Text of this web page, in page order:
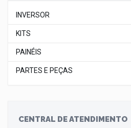
INVERSOR
KITS
PAINÉIS
PARTES E PEÇAS
CENTRAL DE ATENDIMENTO